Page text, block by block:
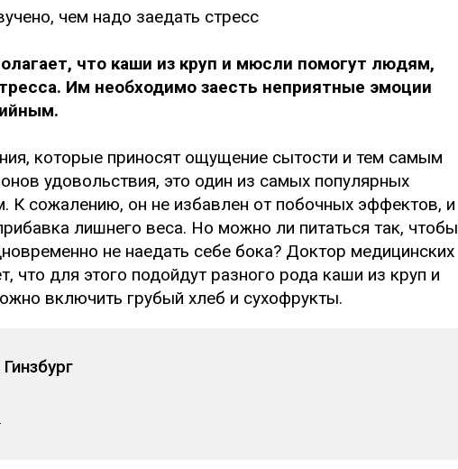
что каши из круп и мюсли помогут людям,
Им необходимо заесть неприятные эмоции
которые приносят ощущение сытости и тем самым
удовольствия, это один из самых популярных
К сожалению, он не избавлен от побочных эффектов, и
лишнего веса. Но можно ли питаться так, чтобы
не наедать себе бока? Доктор медицинских
что для этого подойдут разного рода каши из круп и
включить грубый хлеб и сухофрукты.